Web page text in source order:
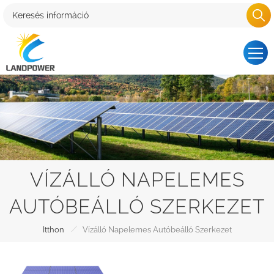
VÍZÁLLÓ NAPELEMES
AUTÓBEÁLLÓ SZERKEZET
Itthon / Vízálló Napelemes Autóbeálló Szerkezet